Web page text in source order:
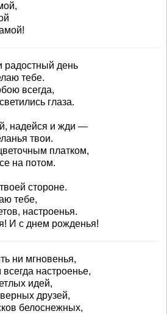
радостный день
тебе.
всегда,
глаза.
надейся и жди —
твои.
платком,
на потом.
стороне.
тебе,
настроенья.
И с днем рожденья!
ни мгновенья,
настроенье,
идей,
друзей,
белоснежных,